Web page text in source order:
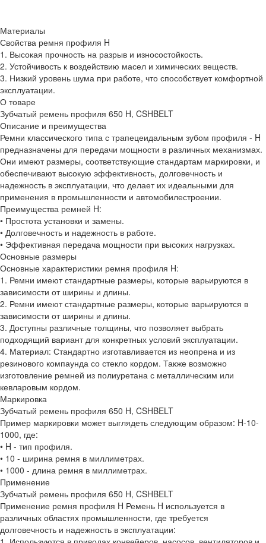
Материалы
Свойства ремня профиля H
1. Высокая прочность на разрыв и износостойкость.
2. Устойчивость к воздействию масел и химических веществ.
3. Низкий уровень шума при работе, что способствует комфортной
эксплуатации.
О товаре
Зубчатый ремень профиля 650 H, CSHBELT
Описание и преимущества
Ремни классического типа с трапецеидальным зубом профиля - H
предназначены для передачи мощности в различных механизмах.
Они имеют размеры, соответствующие стандартам маркировки, и
обеспечивают высокую эффективность, долговечность и
надежность в эксплуатации, что делает их идеальными для
применения в промышленности и автомобилестроении.
Преимущества ремней H:
• Простота установки и замены.
• Долговечность и надежность в работе.
• Эффективная передача мощности при высоких нагрузках.
Основные размеры
Основные характеристики ремня профиля H:
1. Ремни имеют стандартные размеры, которые варьируются в
зависимости от ширины и длины.
2. Ремни имеют стандартные размеры, которые варьируются в
зависимости от ширины и длины.
3. Доступны различные толщины, что позволяет выбрать
подходящий вариант для конкретных условий эксплуатации.
4. Материал: Стандартно изготавливается из неопрена и из
резинового компаунда со стекло кордом. Также возможно
изготовление ремней из полиуретана с металлическим или
кевларовым кордом.
Маркировка
Зубчатый ремень профиля 650 H, CSHBELT
Пример маркировки может выглядеть следующим образом: H-10-
1000, где:
• H - тип профиля.
• 10 - ширина ремня в миллиметрах.
• 1000 - длина ремня в миллиметрах.
Применение
Зубчатый ремень профиля 650 H, CSHBELT
Применение ремня профиля H Ремень H используется в
различных областях промышленности, где требуется
долговечность и надежность в эксплуатации: